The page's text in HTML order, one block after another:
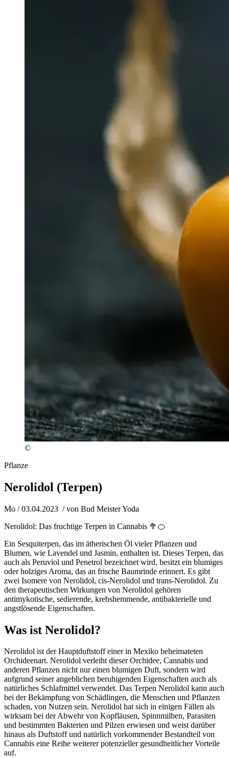
©
Pflanze
Nerolidol (Terpen)
Mo / 03.04.2023 / von Bud Meister Yoda
Nerolidol: Das fruchtige Terpen in Cannabis 🥦🍊
Ein Sesquiterpen, das im ätherischen Öl vieler Pflanzen und
Blumen, wie Lavendel und Jasmin, enthalten ist. Dieses Terpen, das
auch als Peruviol und Penetrol bezeichnet wird, besitzt ein blumiges
oder holziges Aroma, das an frische Baumrinde erinnert. Es gibt
zwei Isomere von Nerolidol, cis-Nerolidol und trans-Nerolidol. Zu
den therapeutischen Wirkungen von Nerolidol gehören
antimykotische, sedierende, krebshemmende, antibakterielle und
angstlösende Eigenschaften.
Was ist Nerolidol?
Nerolidol ist der Hauptduftstoff einer in Mexiko beheimateten
Orchideenart. Nerolidol verleiht dieser Orchidee, Cannabis und
anderen Pflanzen nicht nur einen blumigen Duft, sondern wird
aufgrund seiner angeblichen beruhigenden Eigenschaften auch als
natürliches Schlafmittel verwendet. Das Terpen Nerolidol kann auch
bei der Bekämpfung von Schädlingen, die Menschen und Pflanzen
schaden, von Nutzen sein. Nerolidol hat sich in einigen Fällen als
wirksam bei der Abwehr von Kopfläusen, Spinnmilben, Parasiten
und bestimmten Bakterien und Pilzen erwiesen und weist darüber
hinaus als Duftstoff und natürlich vorkommender Bestandteil von
Cannabis eine Reihe weiterer potenzieller gesundheitlicher Vorteile
auf.